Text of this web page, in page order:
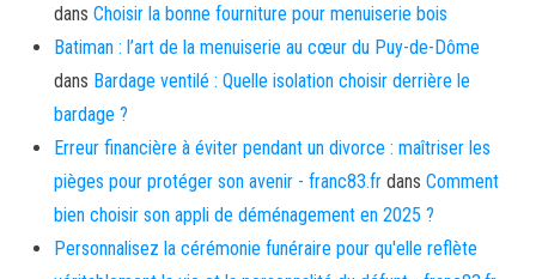
dans Choisir la bonne fourniture pour menuiserie bois
Batiman : l’art de la menuiserie au cœur du Puy-de-Dôme
dans Bardage ventilé : Quelle isolation choisir derrière le
bardage ?
Erreur financière à éviter pendant un divorce : maîtriser les
pièges pour protéger son avenir - franc83.fr dans Comment
bien choisir son appli de déménagement en 2025 ?
Personnalisez la cérémonie funéraire pour qu'elle reflète